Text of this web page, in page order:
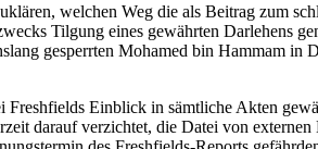
welchen Weg die als Beitrag zum
Tilgung eines gewährten Darlehens
gesperrten Mohamed bin Hammam
Einblick in sämtliche Akten
darauf verzichtet, die Datei von